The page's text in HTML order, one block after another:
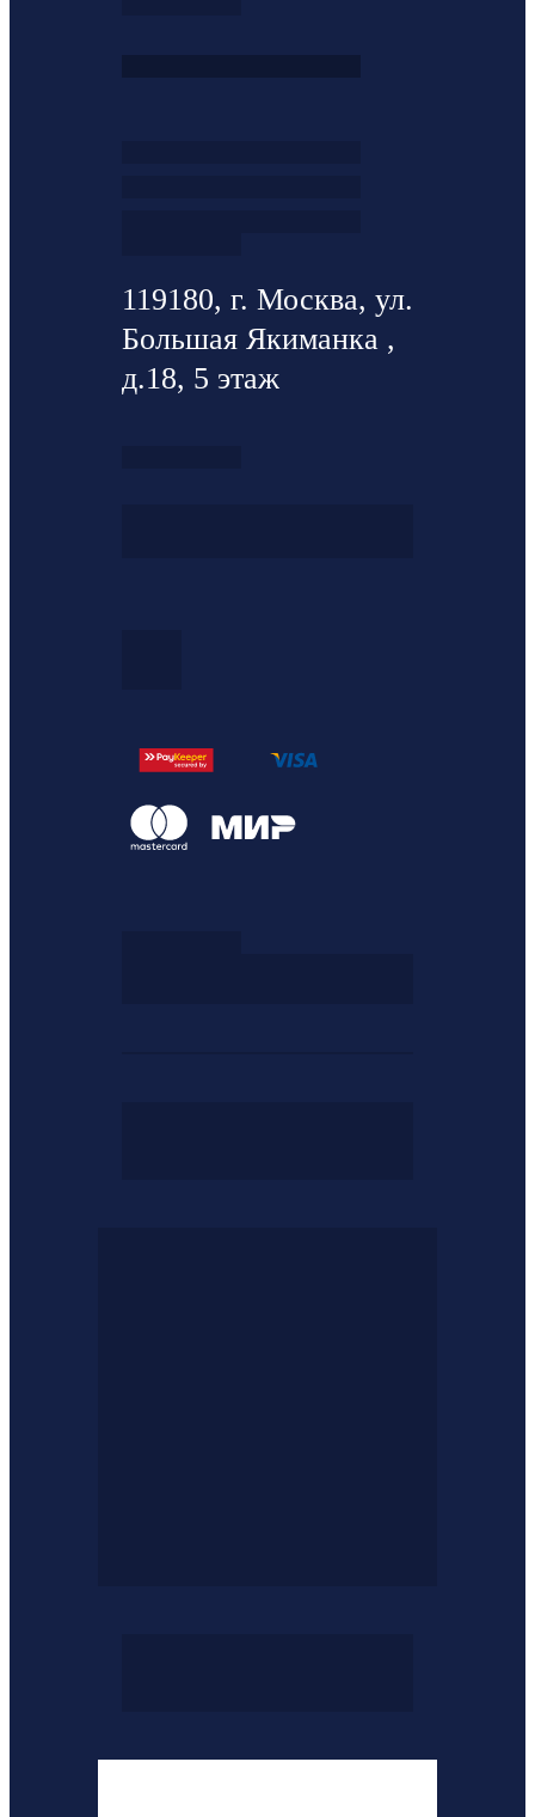
119180, г. Москва, ул.
Большая Якиманка ,
д.18, 5 этаж